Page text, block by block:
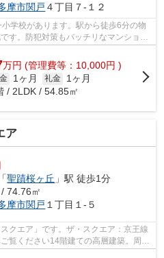
摩市関戸 ４丁目７-１２
学校があります。駅から徒歩6分の物
す。防犯対策もバッチリなマンション
な...
万円 (管理費等：10,000円 )
1ヶ月 礼金
1ヶ月
/ 2LDK / 54.85㎡
ア
「聖蹟桜ヶ丘 」駅 徒歩1分
74.76㎡
摩市関戸 １丁目１-５
クエア」です。ザ・スクエア：京王線
覧ください14階建ての高層建築。周辺
ま...